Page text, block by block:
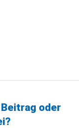
oder